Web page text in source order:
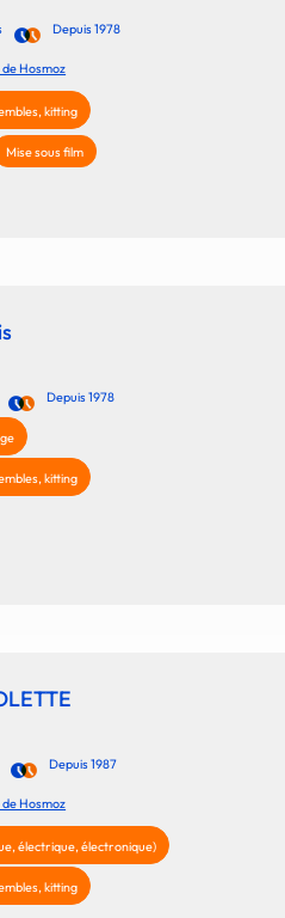
Depuis 1978
Hosmoz
kitting
Mise sous film
Depuis 1978
kitting
Depuis 1987
Hosmoz
électrique, électronique)
kitting